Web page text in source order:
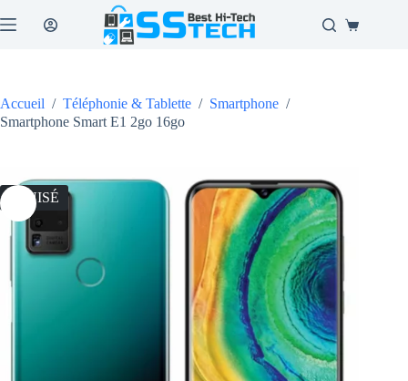
au
Panier
Accueil / Téléphonie & Tablette / Smartphone /
Smartphone Smart E1 2go 16go
ÉPUISÉ